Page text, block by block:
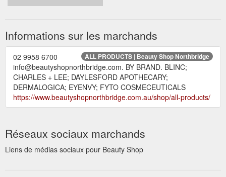
Informations sur les marchands
ALL PRODUCTS | Beauty Shop Northbridge
02 9958 6700
info@beautyshopnorthbridge.com. BY BRAND. BLINC;
CHARLES + LEE; DAYLESFORD APOTHECARY;
DERMALOGICA; EYENVY; FYTO COSMECEUTICALS
https://www.beautyshopnorthbridge.com.au/shop/all-products/
Réseaux sociaux marchands
Liens de médias sociaux pour Beauty Shop